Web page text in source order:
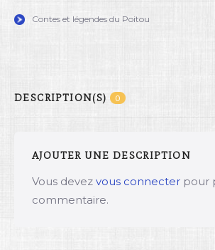
Contes et légendes du Poitou
DESCRIPTION(S) 0
AJOUTER UNE DESCRIPTION
Vous devez vous connecter pour
commentaire.